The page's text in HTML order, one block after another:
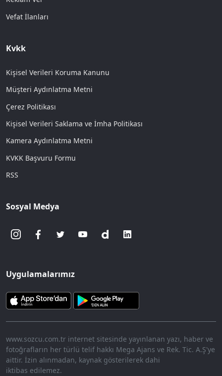
Vefat İlanları
Kvkk
Kişisel Verileri Koruma Kanunu
Müşteri Aydınlatma Metni
Çerez Politikası
Kişisel Verileri Saklama ve İmha Politikası
Kamera Aydınlatma Metni
KVKK Başvuru Formu
RSS
Sosyal Medya
Uygulamalarımız
www.sozcu.com.tr internet sitesinde yayınlanan yazı, haber ve
fotoğrafların her türlü telif hakkı Mega Ajans ve Rek. Tic. A.Ş'ye
aittir. İzin alınmadan, kaynak gösterilerek dahi
iktibas edilemez.